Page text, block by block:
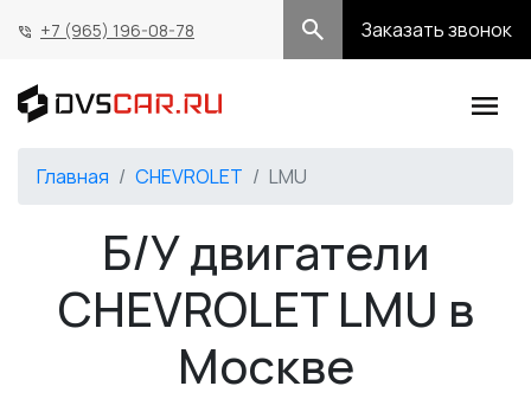
+7 (965) 196-08-78 Заказать звонок
Главная CHEVROLET LMU
Б/У двигатели
CHEVROLET LMU в
Москве